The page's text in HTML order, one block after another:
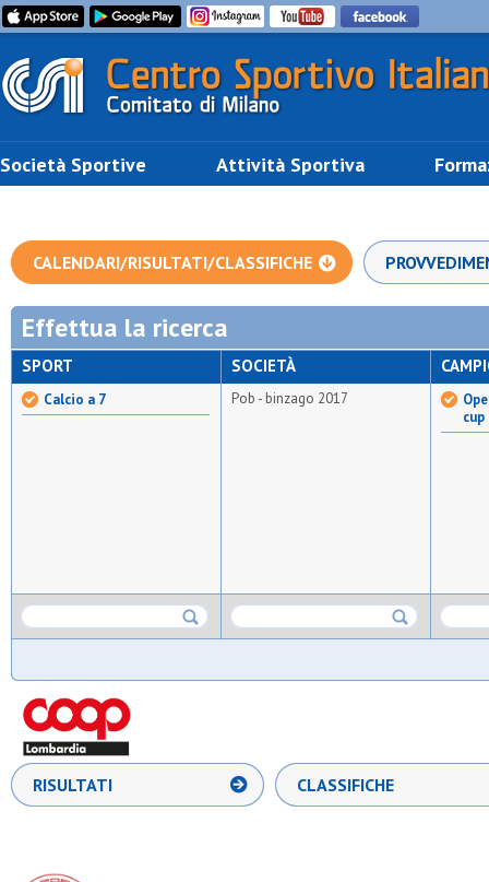
Società Sportive Attività Sportiva
CALENDARI/RISULTATI/CLASSIFICHE
Effettua la ricerca
SPORT
Calcio a 7
SOCIETÀ
Pob - binzago 2017
cup
RISULTATI CLASSIFICHE